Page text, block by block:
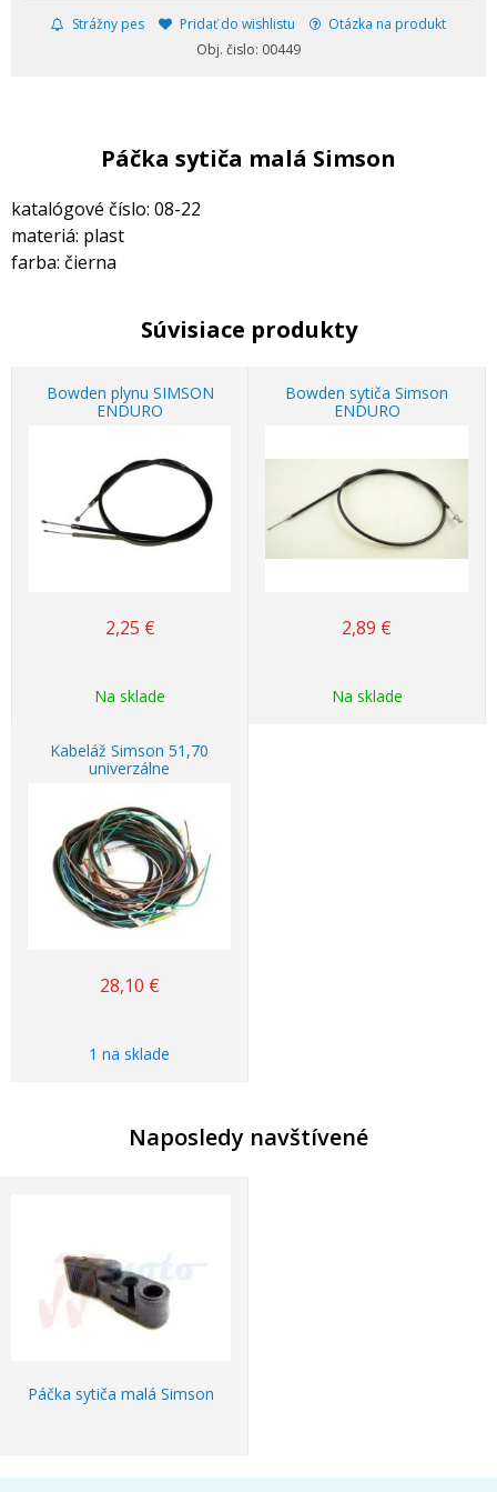
Strážny pes Pridať do wishlistu
Otázka na produkt
Obj. čislo: 00449
Páčka sytiča malá Simson
katalógové číslo: 08-22
materiá: plast
farba: čierna
Súvisiace produkty
Bowden plynu SIMSON
ENDURO
2,25 €
Na sklade
Bowden sytiča Simson
ENDURO
2,89 €
Na sklade
Kabeláž Simson 51,70
univerzálne
28,10 €
1 na sklade
Naposledy navštívené
Páčka sytiča malá Simson